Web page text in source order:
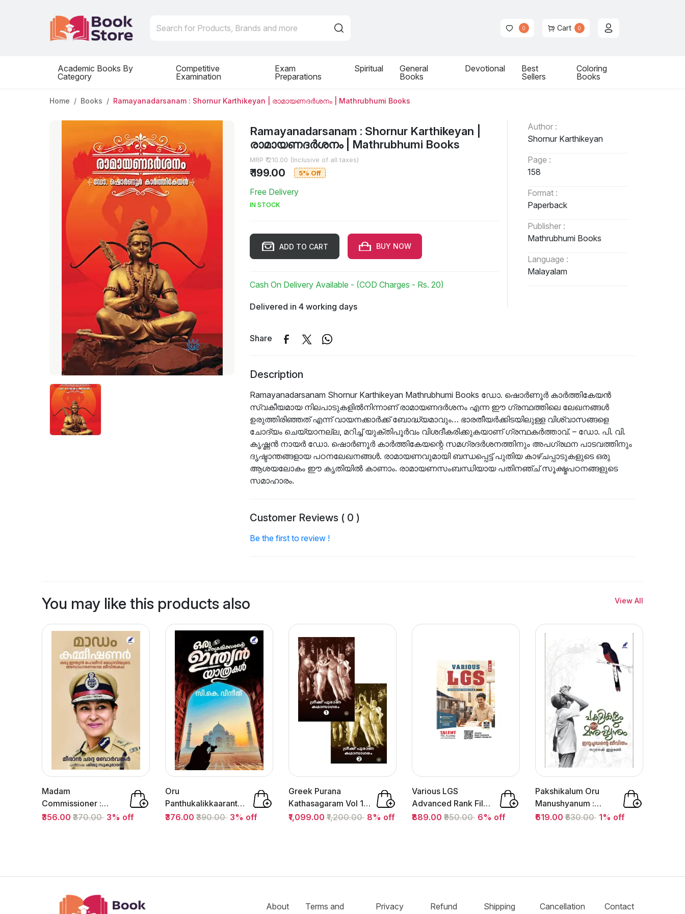
0 Cart 0
Academic Books By
Category
Competitive
Examination
Exam
Preparations
Spiritual
General
Books
Devotional
Best
Sellers
Coloring
Books
Home Books Ramayanadarsanam : Shornur Karthikeyan | രാമായണദര്‍ശനം | Mathrubhumi Books
Ramayanadarsanam : Shornur Karthikeyan |
രാമായണദര്‍ശനം | Mathrubhumi Books
MRP ₹ 210.00 (Inclusive of all taxes)
₹ 199.00 5% Off
Free Delivery
IN STOCK
ADD TO CART BUY NOW
Cash On Delivery Available - (COD Charges - Rs. 20)
Delivered in 4 working days
Share
Author :
Shornur Karthikeyan
Page :
158
Format :
Paperback
Publisher :
Mathrubhumi Books
Language :
Malayalam
Description
Ramayanadarsanam Shornur Karthikeyan Mathrubhumi Books ഡോ. ഷൊർണൂർ കാർത്തികേയൻ
സ്വകീയമായ നിലപാടുകളിൽനിന്നാണ് രാമായണദർശനം എന്ന ഈ ഗ്രന്ഥത്തിലെ ലേഖനങ്ങൾ
ഉരുത്തിരിഞ്ഞത് എന്ന് വായനക്കാർക്ക് ബോദ്ധ്യമാവും… ഭാരതീയർക്കിടയിലുള്ള വിശ്വാസങ്ങളെ
ചോദ്യം ചെയ്യാനല്ല, മറിച്ച് യുക്തിപൂർവം വിശദീകരിക്കുകയാണ് ഗ്രന്ഥകർത്താവ്. – ഡോ. പി. വി.
കൃഷ്ണൻ നായർ ഡോ. ഷൊർണൂർ കാർത്തികേയന്റെ സമഗ്രദർശനത്തിനും അപഗ്രഥന പാടവത്തിനും
ദൃഷ്ടാന്തങ്ങളായ പഠനലേഖനങ്ങൾ. രാമായണവുമായി ബന്ധപ്പെട്ട് പുതിയ കാഴ്ചപ്പാടുകളുടെ ഒരു
ആശയലോകം ഈ കൃതിയിൽ കാണാം. രാമായണസംബന്ധിയായ പതിനഞ്ച് സൂക്ഷ്മപഠനങ്ങളുടെ
സമാഹാരം.
Customer Reviews ( 0 )
Be the first to review !
You may like this products also View All
Madam
Commissioner :
Meeran Chandha
₹356.00₹370.00 3% off
Oru
Panthukalikkaarante
Indian Yathrakal :
₹376.00₹390.00 3% off
Greek Purana
Kathasagaram Vol 1
& 2 By Mozhoor ZM
₹1,099.00₹1,200.00 8% off
Various LGS
Advanced Rank File
2027 | Talent
₹889.00 ₹950.00 6% off
Pakshikalum Oru
Manushyanum :
Induchoodante
₹619.00 ₹630.00 1% off
About
Terms and
Privacy
Refund
Shipping
Cancellation
Contact